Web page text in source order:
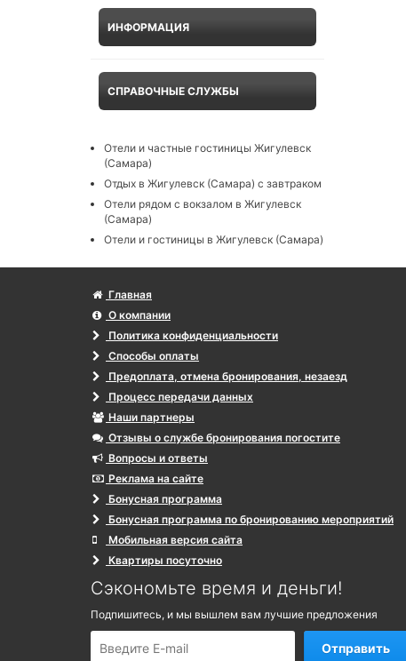
ИНФОРМАЦИЯ
СПРАВОЧНЫЕ СЛУЖБЫ
Отели и частные гостиницы Жигулевск
(Самара)
Отдых в Жигулевск (Самара) с завтраком
Отели рядом с вокзалом в Жигулевск
(Самара)
Отели и гостиницы в Жигулевск (Самара)
Главная
О компании
Политика конфиденциальности
Способы оплаты
Предоплата, отмена бронирования, незаезд
Процесс передачи данных
Наши партнеры
Отзывы о службе бронирования погостите
Вопросы и ответы
Реклама на сайте
Бонусная программа
Бонусная программа по бронированию мероприятий
Мобильная версия сайта
Квартиры посуточно
Сэкономьте время и деньги!
Подпишитесь, и мы вышлем вам лучшие предложения
Отправить